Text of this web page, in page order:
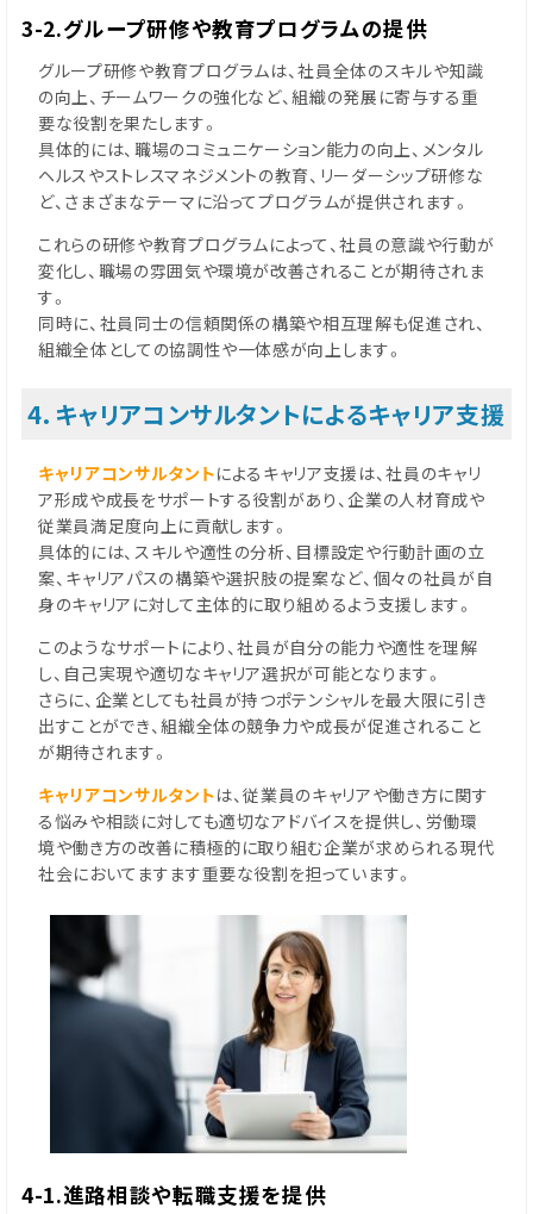
3-2.グループ研修や教育プログラムの提供
グループ研修や教育プログラムは、社員全体のスキルや知識
の向上、チームワークの強化など、組織の発展に寄与する重
要な役割を果たします。
具体的には、職場のコミュニケーション能力の向上、メンタル
ヘルスやストレスマネジメントの教育、リーダーシップ研修な
ど、さまざまなテーマに沿ってプログラムが提供されます。
これらの研修や教育プログラムによって、社員の意識や行動が
変化し、職場の雰囲気や環境が改善されることが期待されま
す。
同時に、社員同士の信頼関係の構築や相互理解も促進され、
組織全体としての協調性や一体感が向上します。
4．キャリアコンサルタントによるキャリア支援
キャリアコンサルタントによるキャリア支援は、社員のキャリ
ア形成や成長をサポートする役割があり、企業の人材育成や
従業員満足度向上に貢献します。
具体的には、スキルや適性の分析、目標設定や行動計画の立
案、キャリアパスの構築や選択肢の提案など、個々の社員が自
身のキャリアに対して主体的に取り組めるよう支援します。
このようなサポートにより、社員が自分の能力や適性を理解
し、自己実現や適切なキャリア選択が可能となります。
さらに、企業としても社員が持つポテンシャルを最大限に引き
出すことができ、組織全体の競争力や成長が促進されること
が期待されます。
キャリアコンサルタントは、従業員のキャリアや働き方に関す
る悩みや相談に対しても適切なアドバイスを提供し、労働環
境や働き方の改善に積極的に取り組む企業が求められる現代
社会においてますます重要な役割を担っています。
4-1.進路相談や転職支援を提供